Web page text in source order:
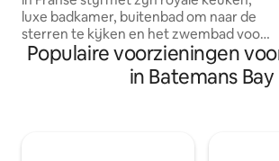
luxe badkamer, buitenbad om naar de
sterren te kijken en het zwembad voor
warme dagen. Het grote terras is een
perfecte plek om te genieten van het
uitzicht op zee en de natuurlijke
Populaire voorzieningen
in Batemans Bay